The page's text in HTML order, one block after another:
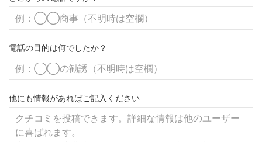
電話の目的は何でしたか？
他にも情報があればご記入ください